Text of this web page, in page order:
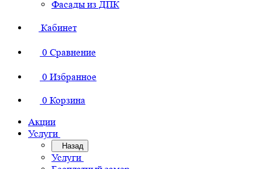
Фасады из ДПК
Кабинет
0 Сравнение
0 Избранное
0 Корзина
Акции
Услуги
Назад
Услуги